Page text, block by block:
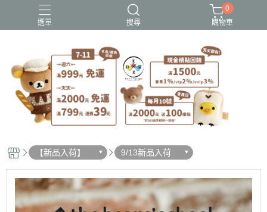
選單 搜尋
史努比歐拉夫 吉伊卡哇 憂傷馬戲團
拉拉熊
迪士尼-玩具總動員
0
購物車
【新品入荷】 9/13新品入荷